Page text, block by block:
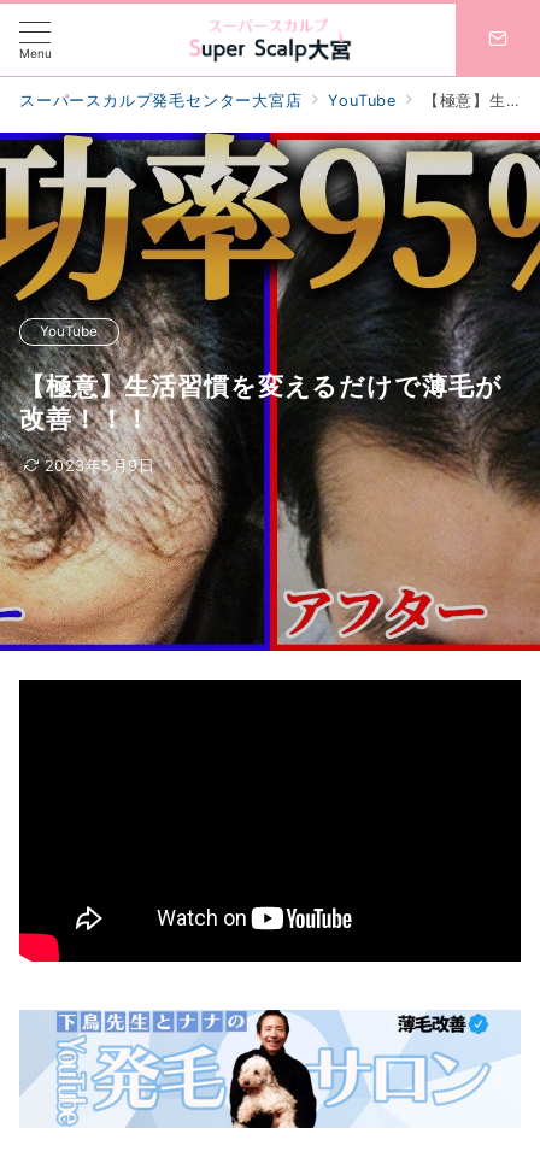
Menu
スーパースカルプ発毛センター大宮店 YouTube 【極意】生活習慣を変えるだけで薄毛が改善！！！
YouTube
【極意】生活習慣を変えるだけで薄毛が
改善！！！
2023年5月9日